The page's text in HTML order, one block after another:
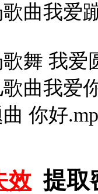
曲我爱
舞 我爱
曲我爱
你好
效 提取